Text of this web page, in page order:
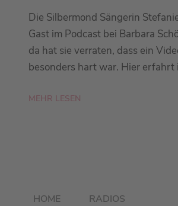
Die Silbermond Sängerin
Gast im Podcast bei Barbara
da hat sie verraten, dass ein
besonders hart war. Hier erfahrt
MEHR LESEN
HOME RADIOS